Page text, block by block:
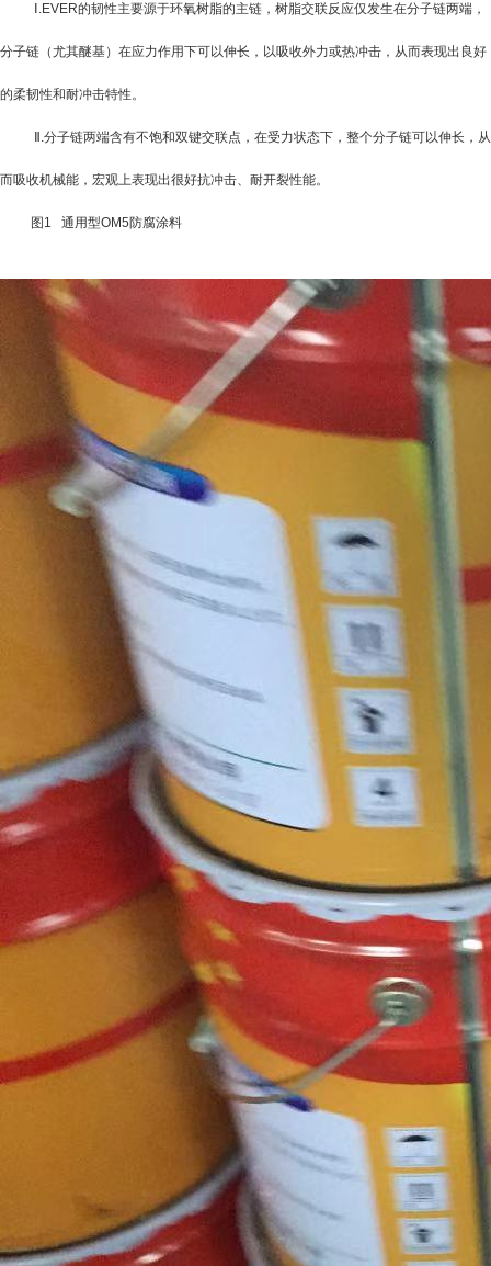
.EVER的韧性主要源于环氧树脂的主链，树脂交联反应仅发生在分子链两端，
分子链（尤其醚基）在应力作用下可以伸长，以吸收外力或热冲击，从而表现出良好
的柔韧性和耐冲击特性。
.分子链两端含有不饱和双键交联点，在受力状态下，整个分子链可以伸长，从
而吸收机械能，宏观上表现出很好抗冲击、耐开裂性能。
图 1 通用型OM5防腐涂料